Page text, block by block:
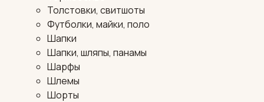
Толстовки, свитшоты
Футболки, майки, поло
Шапки
Шапки, шляпы, панамы
Шарфы
Шлемы
Шорты